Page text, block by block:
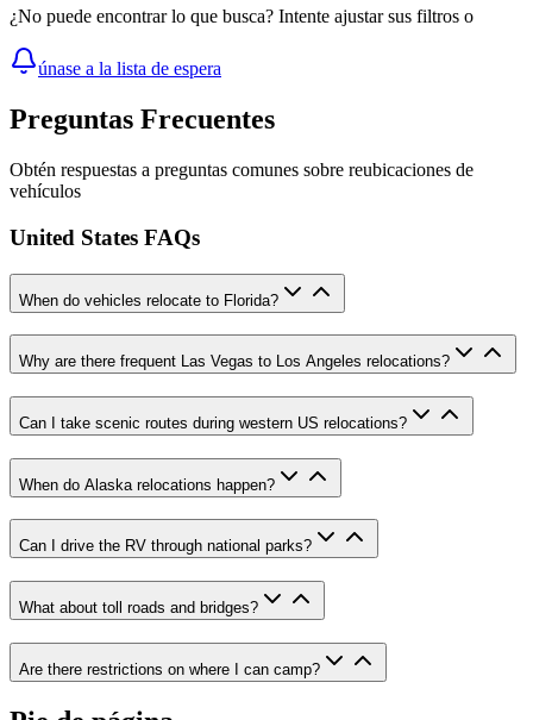
¿No puede encontrar lo que busca? Intente ajustar sus filtros o
únase a la lista de espera
Preguntas Frecuentes
Obtén respuestas a preguntas comunes sobre reubicaciones de
vehículos
United States FAQs
When do vehicles relocate to Florida?
Why are there frequent Las Vegas to Los Angeles relocations?
Can I take scenic routes during western US relocations?
When do Alaska relocations happen?
Can I drive the RV through national parks?
What about toll roads and bridges?
Are there restrictions on where I can camp?